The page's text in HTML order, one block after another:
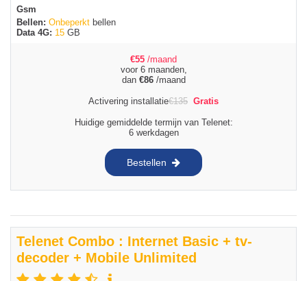
Gsm
Bellen: Onbeperkt bellen
Data 4G: 15 GB
€55 /maand
voor 6 maanden,
dan €86/maand
Activering installatie€135 Gratis
Huidige gemiddelde termijn van Telenet:
6 werkdagen
Bestellen
Telenet Combo : Internet Basic + tv-
decoder + Mobile Unlimited